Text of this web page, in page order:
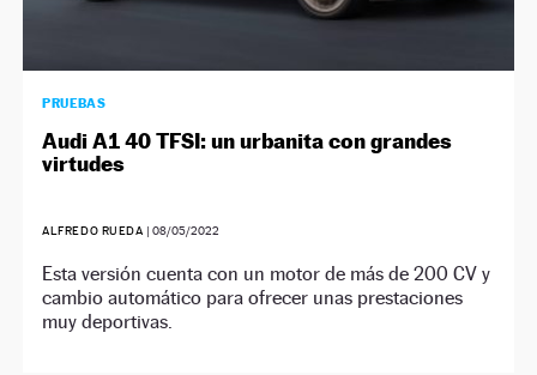
PRUEBAS
Audi A1 40 TFSI: un urbanita con grandes
virtudes
ALFREDO RUEDA | 08/05/2022
Esta versión cuenta con un motor de más de 200 CV y
cambio automático para ofrecer unas prestaciones
muy deportivas.